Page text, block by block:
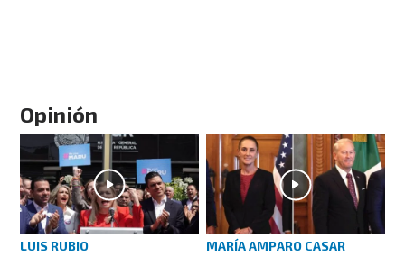
Opinión
LUIS RUBIO
MARÍA AMPARO CASAR